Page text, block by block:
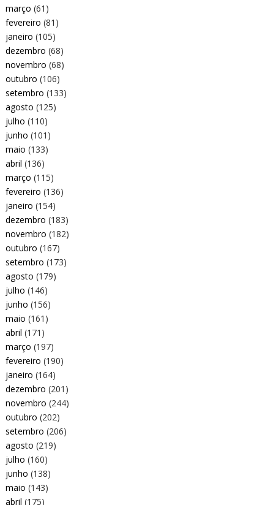
março (61)
fevereiro (81)
janeiro (105)
dezembro (68)
novembro (68)
outubro (106)
setembro (133)
agosto (125)
julho (110)
junho (101)
maio (133)
abril (136)
março (115)
fevereiro (136)
janeiro (154)
dezembro (183)
novembro (182)
outubro (167)
setembro (173)
agosto (179)
julho (146)
junho (156)
maio (161)
abril (171)
março (197)
fevereiro (190)
janeiro (164)
dezembro (201)
novembro (244)
outubro (202)
setembro (206)
agosto (219)
julho (160)
junho (138)
maio (143)
abril (175)